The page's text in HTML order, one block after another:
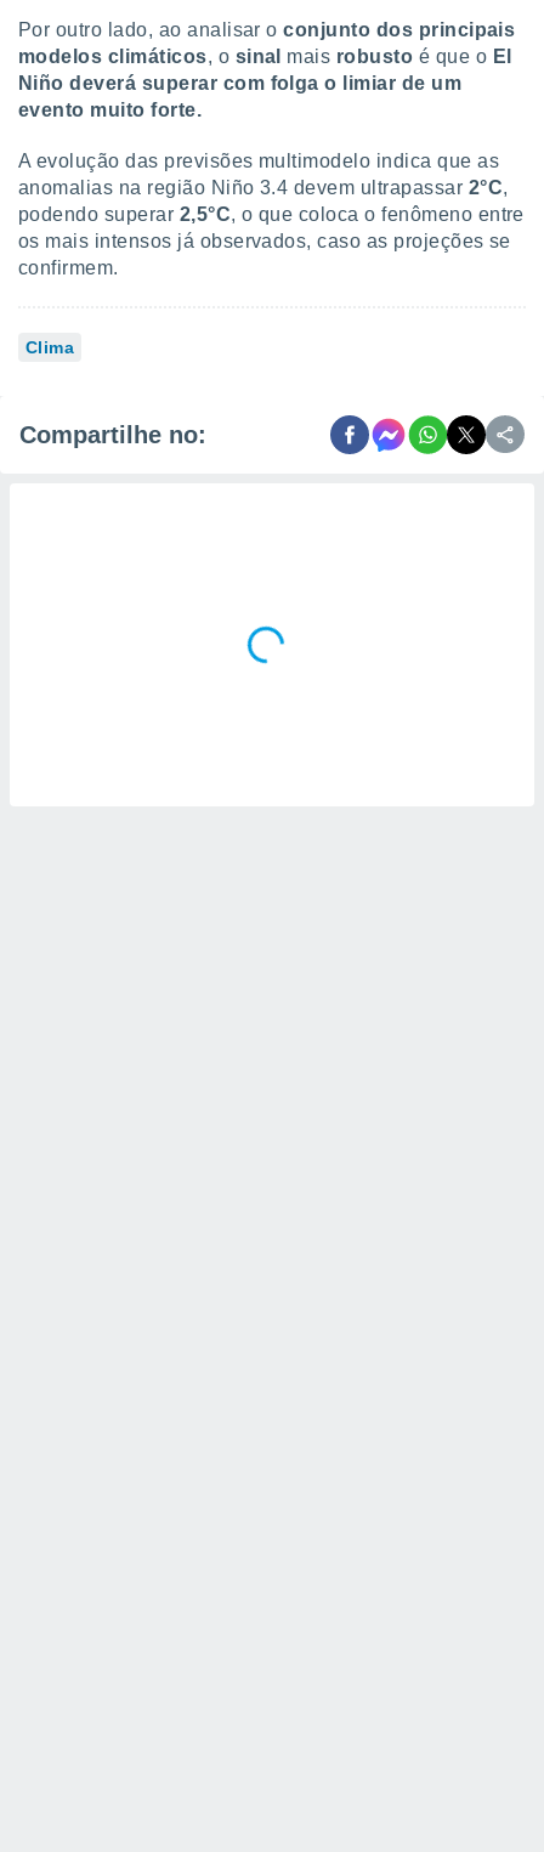
Por outro lado, ao analisar o conjunto dos principais
modelos climáticos, o sinal mais robusto é que o El
Niño deverá superar com folga o limiar de um
evento muito forte.
A evolução das previsões multimodelo indica que as
anomalias na região Niño 3.4 devem ultrapassar 2°C,
podendo superar 2,5°C, o que coloca o fenômeno entre
os mais intensos já observados, caso as projeções se
confirmem.
Clima
Compartilhe no: